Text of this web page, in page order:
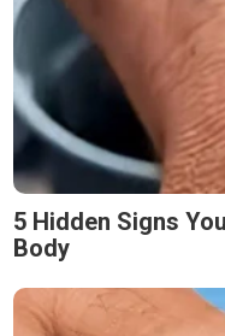
5 Hidden Signs
Body